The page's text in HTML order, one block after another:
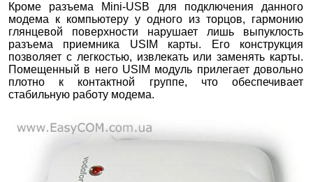
Кроме разъема Mini-USB для подключения данного
модема к компьютеру у одного из торцов, гармонию
глянцевой поверхности нарушает лишь выпуклость
разъема приемника USIM карты. Его конструкция
позволяет с легкостью, извлекать или заменять карты.
Помещенный в него USIM модуль прилегает довольно
плотно к контактной группе, что обеспечивает
стабильную работу модема.